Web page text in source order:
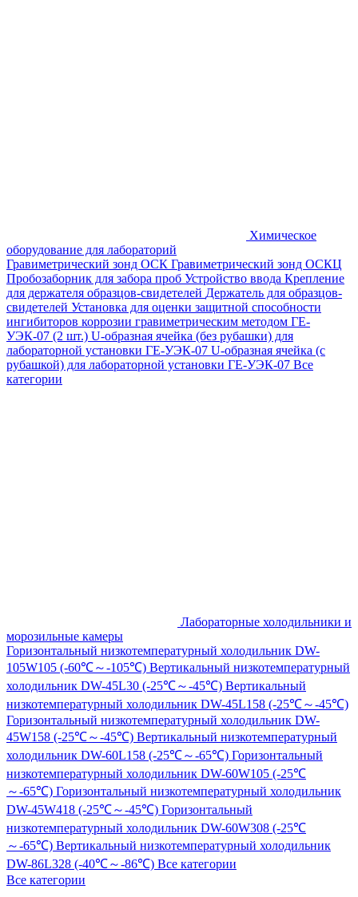
Химическое
оборудование для лабораторий
Гравиметрический зонд ОСК Гравиметрический зонд ОСКЦ
Пробозаборник для забора проб Устройство ввода Крепление
для держателя образцов-свидетелей Держатель для образцов-
свидетелей Установка для оценки защитной способности
ингибиторов коррозии гравиметрическим методом ГЕ-
УЭК-07 (2 шт.) U-образная ячейка (без рубашки) для
лабораторной установки ГЕ-УЭК-07 U-образная ячейка (с
рубашкой) для лабораторной установки ГЕ-УЭК-07 Все
категории
Лабораторные холодильники и
морозильные камеры
Горизонтальный низкотемпературный холодильник DW-
105W105 (-60℃～-105℃) Вертикальный низкотемпературный
холодильник DW-45L30 (-25℃～-45℃) Вертикальный
низкотемпературный холодильник DW-45L158 (-25℃～-45℃)
Горизонтальный низкотемпературный холодильник DW-
45W158 (-25℃～-45℃) Вертикальный низкотемпературный
холодильник DW-60L158 (-25℃～-65℃) Горизонтальный
низкотемпературный холодильник DW-60W105 (-25℃
～-65℃) Горизонтальный низкотемпературный холодильник
DW-45W418 (-25℃～-45℃) Горизонтальный
низкотемпературный холодильник DW-60W308 (-25℃
～-65℃) Вертикальный низкотемпературный холодильник
DW-86L328 (-40℃～-86℃) Все категории
Все категории